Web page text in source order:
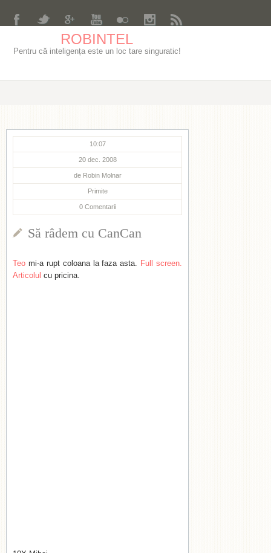
ROBINTEL
Pentru că inteligența este un loc tare singuratic!
10:07
20 dec. 2008
de Robin Molnar
Primite
0 Comentarii
Să râdem cu CanCan
Teo mi-a rupt coloana la faza asta. Full screen.
Articolul cu pricina.